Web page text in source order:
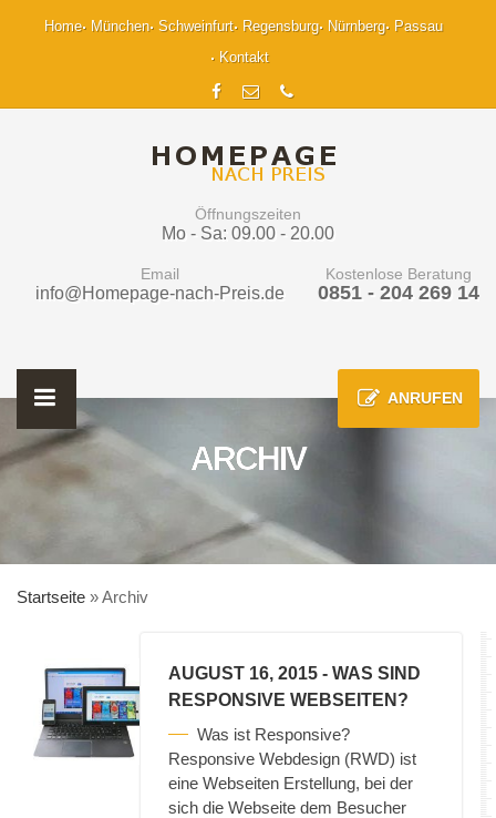
Home München Schweinfurt Regensburg Nürnberg
Passau
Kontakt
Öffnungszeiten
Mo - Sa: 09.00 - 20.00
Email
info@Homepage-nach-Preis.de
Kostenlose Beratung
0851 - 204 269 14
ANRUFEN
ARCHIV
Startseite »Archiv
AUGUST 16, 2015 - WAS SIND
RESPONSIVE WEBSEITEN?
Was ist Responsive?
Responsive Webdesign (RWD) ist
eine Webseiten Erstellung, bei der
sich die Webseite dem Besucher